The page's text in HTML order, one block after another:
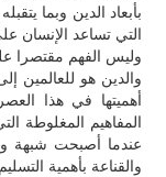
بأبعاد الدين وبما
التي تساعد الإنسان
وليس الفهم مقتصرا
والدين هو للعالمين
أهميتها في هذا
المفاهيم المغلوطة
عندما أصبحت شبهة
والقناعة بأهمية